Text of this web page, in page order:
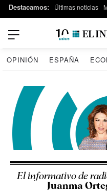
Destacamos: Últimas noticias
OPINIÓN ESPAÑA
El informativo de
Juanma